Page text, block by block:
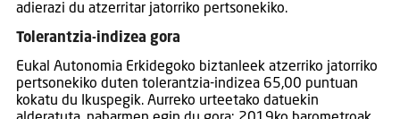
adierazi du atzerritar jatorriko pertsonekiko.
Tolerantzia-indizea gora
Eukal Autonomia Erkidegoko biztanleek atzerriko jatorriko
pertsonekiko duten tolerantzia-indizea 65,00 puntuan
kokatu du Ikuspegik. Aurreko urteetako datuekin